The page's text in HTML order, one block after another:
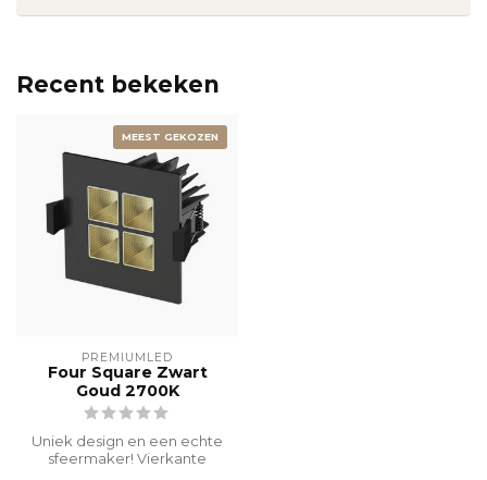
Recent bekeken
MEEST GEKOZEN
PREMIUMLED
Four Square Zwart
Goud 2700K
Uniek design en een echte
sfeermaker! Vierkante